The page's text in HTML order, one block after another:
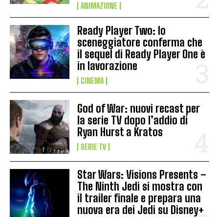
ANIMAZIONE
Ready Player Two: lo
sceneggiatore conferma che
il sequel di Ready Player One è
in lavorazione
CINEMA
God of War: nuovi recast per
la serie TV dopo l’addio di
Ryan Hurst a Kratos
SERIE TV
Star Wars: Visions Presents –
The Ninth Jedi si mostra con
il trailer finale e prepara una
nuova era dei Jedi su Disney+